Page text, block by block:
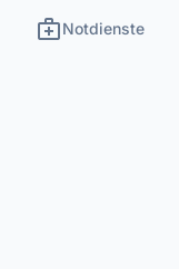
medical_servicesNotdienste